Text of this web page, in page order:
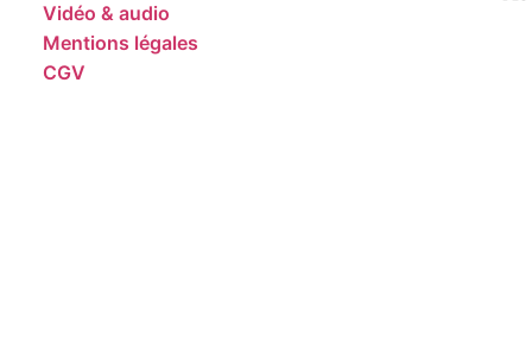
Vidéo & audio
Mentions légales
CGV